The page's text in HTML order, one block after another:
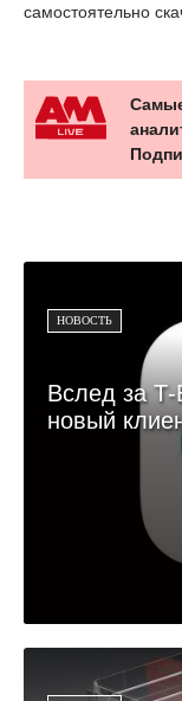
самостоятельно
НОВОСТЬ
Вслед за
новый